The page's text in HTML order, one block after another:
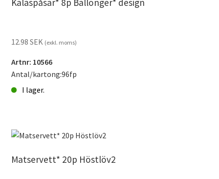
Kalaspåsar* 8p Ballonger* design
12.98 SEK (exkl. moms)
Artnr: 10566
Antal/kartong:96fp
I lager.
Ballonger*
design
Matservett* 20p Höstlöv2